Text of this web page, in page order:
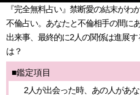
『完全無料占い』禁断愛の結末がわ
不倫占い。あなたと不倫相手の間に
出来事、最終的に2人の関係は進展
は？
■鑑定項目
2人が出会った時、あの人があな